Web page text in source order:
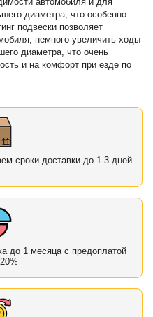
диаметра, что особенно
подвески позволяет
немного увеличить ходы
диаметра, что очень
и на комфорт при езде по
сроки доставки до 1-3 дней
до 1 месяца с предоплатой